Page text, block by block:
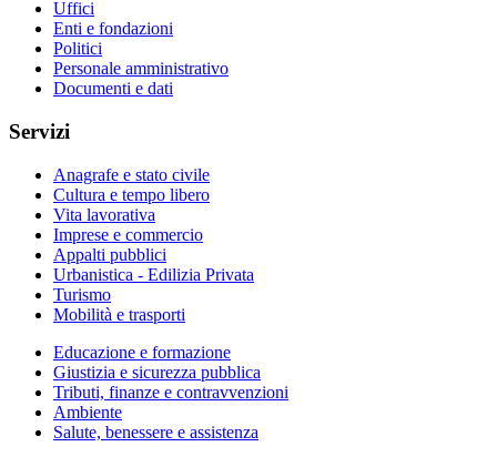
Uffici
Enti e fondazioni
Politici
Personale amministrativo
Documenti e dati
Servizi
Anagrafe e stato civile
Cultura e tempo libero
Vita lavorativa
Imprese e commercio
Appalti pubblici
Urbanistica - Edilizia Privata
Turismo
Mobilità e trasporti
Educazione e formazione
Giustizia e sicurezza pubblica
Tributi, finanze e contravvenzioni
Ambiente
Salute, benessere e assistenza